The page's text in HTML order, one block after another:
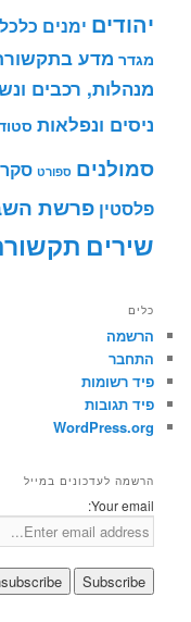
יהודים ימנים
מגדר מדע
מנהלות, רכבים
ניסים ונפלאות
סמולנים ספורט
פלסטין פרשת
שירים
כלים
הרשמה
התחבר
פיד רשומות
פיד תגובות
WordPress.org
הרשמה לעדכונים במייל
Your email: